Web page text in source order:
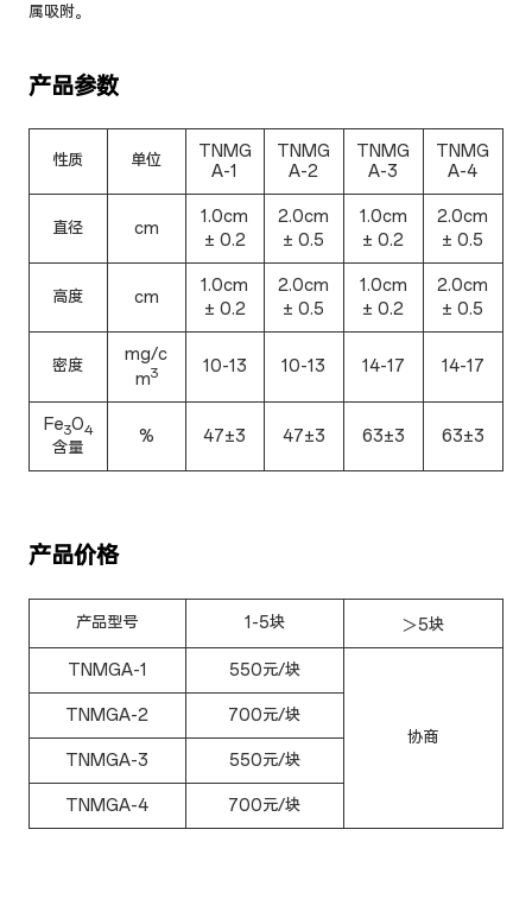
属吸附。
产品参数
性质 单位
TNMG
A-1
TNMG
A-2
TNMG
A-3
TNMG
A-4
直径 cm
1.0cm
± 0.2
2.0cm
± 0.5
1.0cm
± 0.2
2.0cm
± 0.5
高度 cm
1.0cm
± 0.2
2.0cm
± 0.5
1.0cm
± 0.2
2.0cm
± 0.5
密度
mg/c
m3 10-13 10-13 14-17 14-17
Fe3O4
含量
% 47±3 47±3 63±3 63±3
产品价格
产品型号 1-5块 ＞5块
TNMGA-1 550元/块
协商
TNMGA-2 700元/块
TNMGA-3 550元/块
TNMGA-4 700元/块